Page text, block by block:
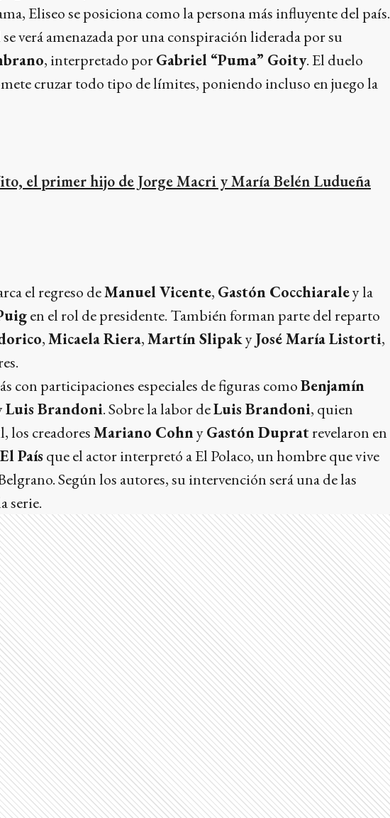
Eliseo se posiciona como la persona más influyente del país.
verá amenazada por una conspiración liderada por su
, interpretado porGabriel “Puma” Goity. El duelo
cruzar todo tipo de límites, poniendo incluso en juego la
el primer hijo de Jorge Macri y María Belén Ludueña
el regreso deManuel Vicente, Gastón Cocchiaraley la
en el rol de presidente. También forman parte del reparto
,Micaela Riera,Martín SlipakyJosé María Listorti,
con participaciones especiales de figuras comoBenjamín
Luis Brandoni. Sobre la labor deLuis Brandoni, quien
los creadoresMariano CohnyGastón Dupratrevelaron en
El País que el actor interpretó a El Polaco, un hombre que vive
Según los autores, su intervención será una de las
serie.